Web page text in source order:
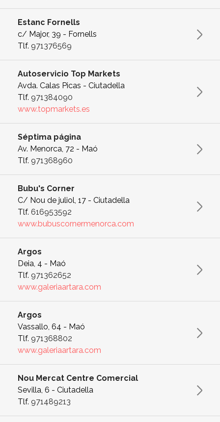
Estanc Fornells
c/ Major, 39 - Fornells
Tlf. 971376569
Autoservicio Top Markets
Avda. Calas Picas - Ciutadella
Tlf. 971384090
www.topmarkets.es
Séptima página
Av. Menorca, 72 - Maó
Tlf. 971368960
Bubu's Corner
C/ Nou de juliol, 17 - Ciutadella
Tlf. 616953592
www.bubuscornermenorca.com
Argos
Deia, 4 - Maó
Tlf. 971362652
www.galeriaartara.com
Argos
Vassallo, 64 - Maó
Tlf. 971368802
www.galeriaartara.com
Nou Mercat Centre Comercial
Sevilla, 6 - Ciutadella
Tlf. 971489213